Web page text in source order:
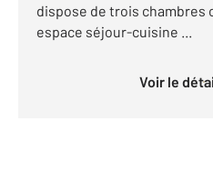
dispose de trois chambres
espace séjour-cuisine ...
Voir le